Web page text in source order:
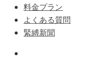
料金プラン
よくある質問
緊縛新聞